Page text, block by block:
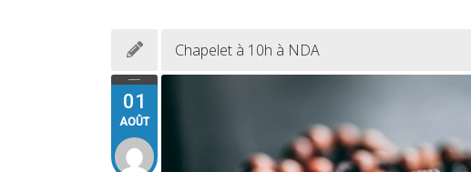
01
AOÛT
Chapelet à 10h à NDA